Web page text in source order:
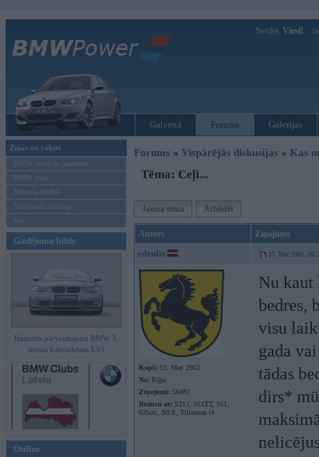
Sveiks, Viesi!
Galvenā Forums Galerijas
Ziņas un raksti
BMW modeļu jaunumi
BMW testi
Mēneša BMW
Sērijveida tūnings
Vel...
Gadījuma bilde
Hamann pārveidojumi BMW 3.
sērijas kabrioletam E93
Online
Forums » Vispārējās diskusijas » Kas
Tēma: Ceļi...
Jauna tēma Atbildēt
Autors Ziņojums
edzulis 17. Mar 2005,
Kopš: 13. May 2002
No: Rīga
Ziņojumi: 56481
Braucu ar: S212, 911TT, 951,
635csi, NSX, Tillotson t4
Nu
bedres,
visu
gada
tādas
dirs*